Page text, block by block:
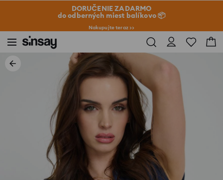
DORUČENIE ZADARMO
do odberných miest balíkovo 📦
Nakupujte teraz >>